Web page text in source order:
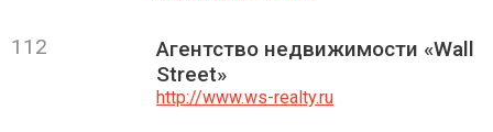
112
Агентство недвижимости «Wall
Street»
http://www.ws-realty.ru